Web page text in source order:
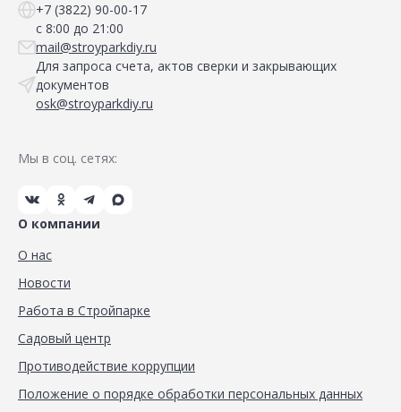
+7 (3822) 90-00-17
с 8:00 до 21:00
mail@stroyparkdiy.ru
Для запроса счета, актов сверки и закрывающих
документов
osk@stroyparkdiy.ru
Мы в соц. сетях:
О компании
О нас
Новости
Работа в Стройпарке
Садовый центр
Противодействие коррупции
Положение о порядке обработки персональных данных